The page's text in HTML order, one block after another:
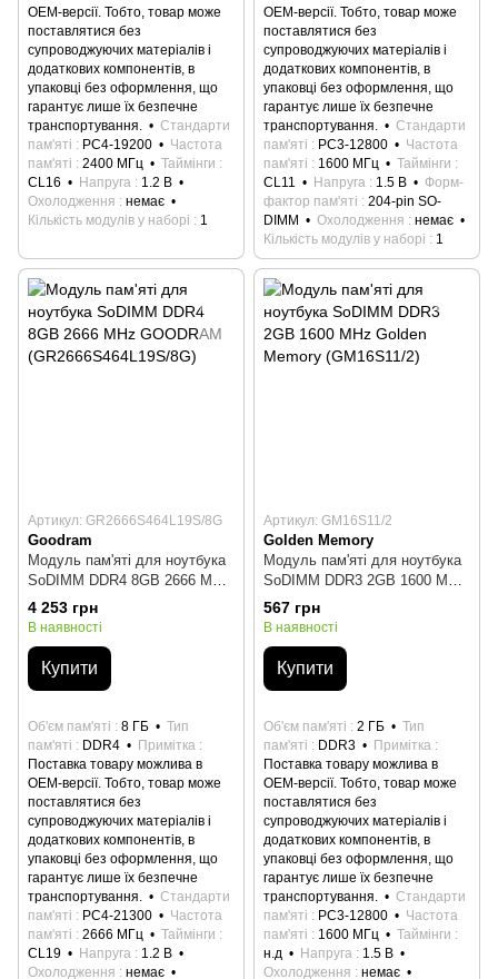
ОЕМ-версії. Тобто, товар може
поставлятися без
супроводжуючих матеріалів і
додаткових компонентів, в
упаковці без оформлення, що
гарантує лише їх безпечне
транспортування.
Стандарти
пам'яті
PC4-19200
Частота
пам'яті
2400 МГц
Таймінги
CL16
Напруга
1.2 В
Охолодження
немає
Кількість модулів у наборі
1
ОЕМ-версії. Тобто, товар може
поставлятися без
супроводжуючих матеріалів і
додаткових компонентів, в
упаковці без оформлення, що
гарантує лише їх безпечне
транспортування.
Стандарти
пам'яті
PC3-12800
Частота
пам'яті
1600 МГц
Таймінги
CL11
Напруга 1.5 В
Форм-
фактор пам'яті
204-pin SO-
DIMM
Охолодження
немає
Кількість модулів у наборі
1
Артикул: GR2666S464L19S/8G
Goodram
Модуль пам'яті для ноутбука
SoDIMM DDR4 8GB 2666 MHz
GOODRAM
(GR2666S464L19S/8G)
4 253 грн
В наявності
Купити
Об'єм пам'яті 8 ГБ
Тип
пам'яті
DDR4
Примітка
Поставка товару можлива в
ОЕМ-версії. Тобто, товар може
поставлятися без
супроводжуючих матеріалів і
додаткових компонентів, в
упаковці без оформлення, що
гарантує лише їх безпечне
транспортування.
Стандарти
пам'яті
PC4-21300
Частота
пам'яті
2666 МГц
Таймінги
CL19
Напруга
1.2 В
Охолодження
немає
Артикул: GM16S11/2
Golden Memory
Модуль пам'яті для ноутбука
SoDIMM DDR3 2GB 1600 MHz
Golden Memory (GM16S11/2)
567 грн
В наявності
Купити
Об'єм пам'яті 2 ГБ
Тип
пам'яті
DDR3
Примітка
Поставка товару можлива в
ОЕМ-версії. Тобто, товар може
поставлятися без
супроводжуючих матеріалів і
додаткових компонентів, в
упаковці без оформлення, що
гарантує лише їх безпечне
транспортування.
Стандарти
пам'яті
PC3-12800
Частота
пам'яті
1600 МГц
Таймінги
н.д
Напруга
1.5 В
Охолодження
немає